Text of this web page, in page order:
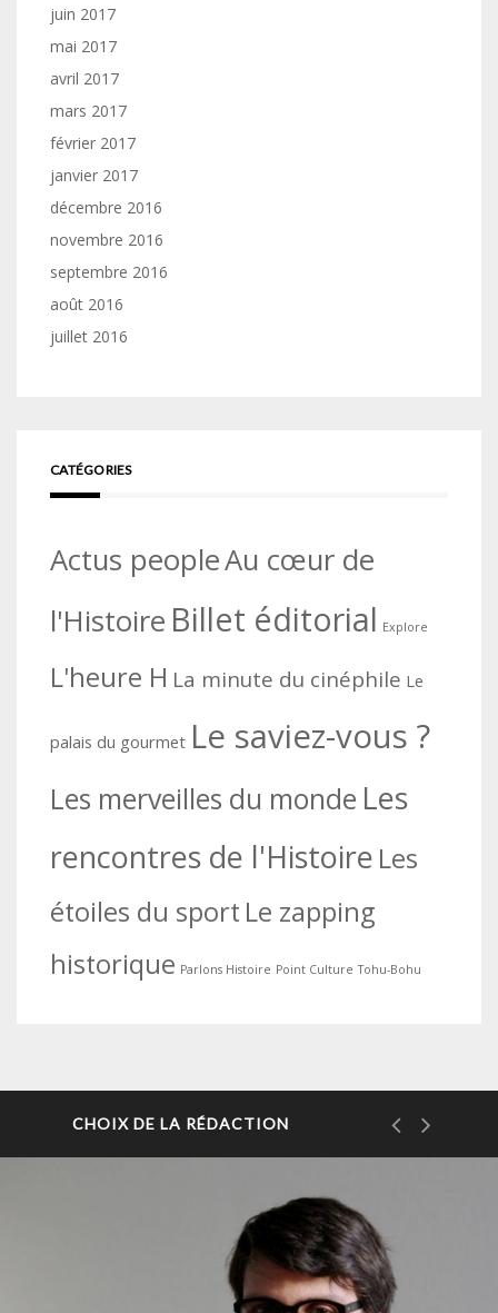
juin 2017
mai 2017
avril 2017
mars 2017
février 2017
janvier 2017
décembre 2016
novembre 2016
septembre 2016
août 2016
juillet 2016
CATÉGORIES
Actus peopleAu cœur de
l'Histoire Billet éditorial Explore
L'heure H La minute du cinéphile Le
palais du gourmet Le saviez-vous ?
Les merveilles du monde Les
rencontres de l'Histoire Les
étoiles du sport Le zapping
historique Parlons Histoire Point Culture Tohu-Bohu
CHOIX DE LA RÉDACTION